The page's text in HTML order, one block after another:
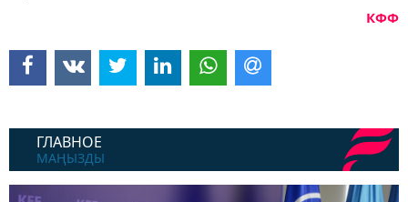
ГЛАВНОЕ
МАҢЫЗДЫ
КФФ